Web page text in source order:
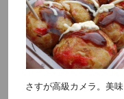
さすが高級カメラ。美